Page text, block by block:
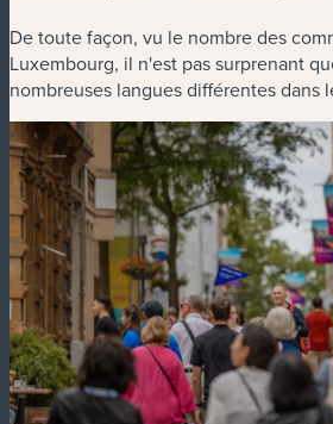
De toute façon, vu le nombre des
Luxembourg, il n'est pas surprenant
nombreuses langues différentes dans